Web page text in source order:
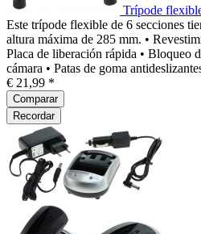
Trípode
Este trípode flexible de 6 secciones
altura máxima de 285 mm. •
Placa de liberación rápida • Bloqueo
cámara • Patas de goma
€ 21,99 *
Comparar
Recordar